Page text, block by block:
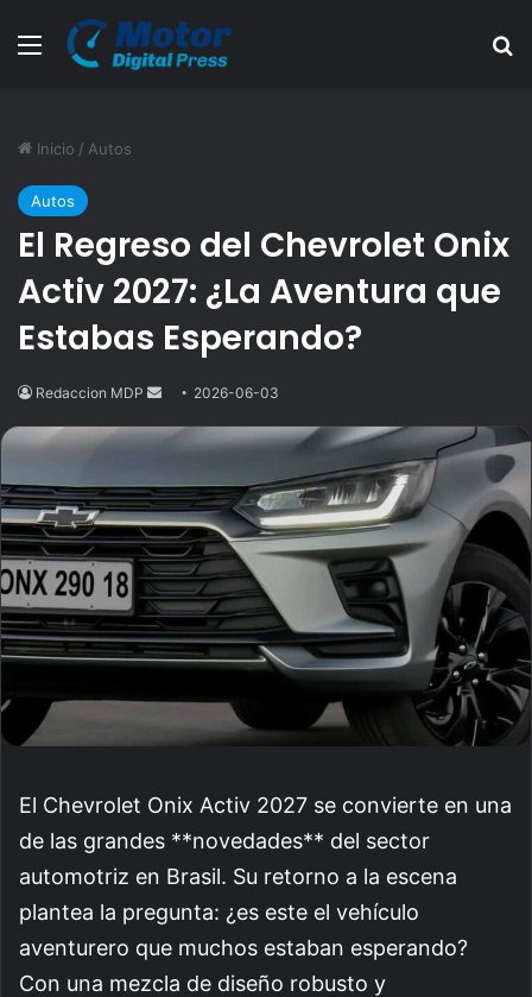
Menú
Inicio / Autos
Autos
El Regreso del Chevrolet Onix
Activ 2027: ¿La Aventura que
Estabas Esperando?
Redaccion MDP
Send
email
2026-06-03
El Chevrolet Onix Activ 2027 se convierte en una
de las grandes **novedades** del sector
automotriz en Brasil. Su retorno a la escena
plantea la pregunta: ¿es este el vehículo
aventurero que muchos estaban esperando?
Con una mezcla de diseño robusto y